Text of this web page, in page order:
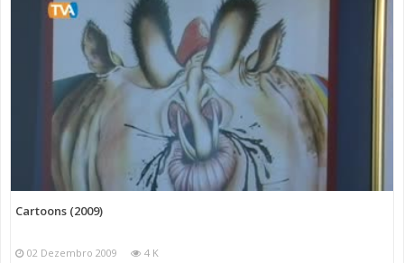
Cartoons (2009)
02 Dezembro 2009 4 K